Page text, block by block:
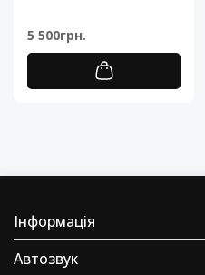
5 500грн.
Інформація
Автозвук